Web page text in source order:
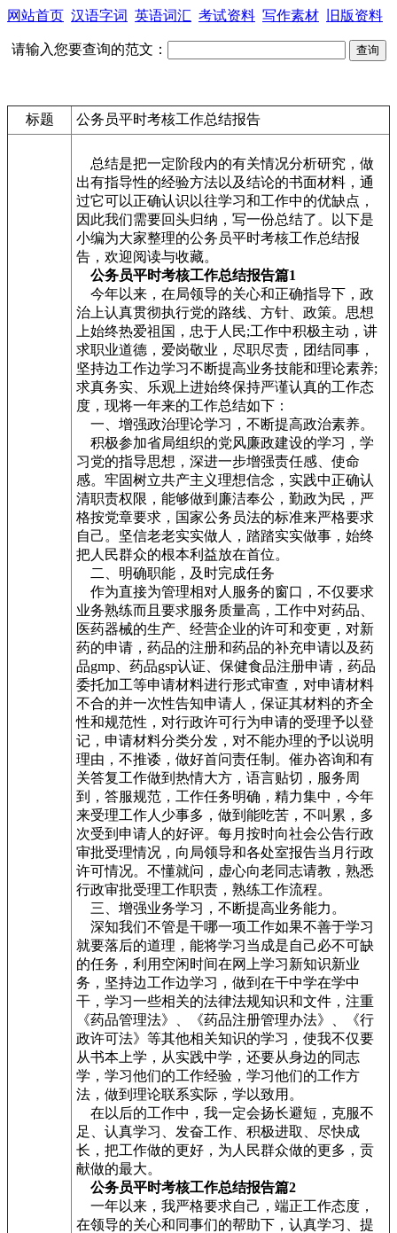
网站首页 汉语字词 英语词汇 考试资料 写作素材 旧版资料
请输入您要查询的范文：
标题 公务员平时考核工作总结报告
总结是把一定阶段内的有关情况分析研究，做
出有指导性的经验方法以及结论的书面材料，通
过它可以正确认识以往学习和工作中的优缺点，
因此我们需要回头归纳，写一份总结了。以下是
小编为大家整理的公务员平时考核工作总结报
告，欢迎阅读与收藏。
公务员平时考核工作总结报告篇1
今年以来，在局领导的关心和正确指导下，政
治上认真贯彻执行党的路线、方针、政策。思想
上始终热爱祖国，忠于人民;工作中积极主动，讲
求职业道德，爱岗敬业，尽职尽责，团结同事，
坚持边工作边学习不断提高业务技能和理论素养;
求真务实、乐观上进始终保持严谨认真的工作态
度，现将一年来的工作总结如下：
一、增强政治理论学习，不断提高政治素养。
积极参加省局组织的党风廉政建设的学习，学
习党的指导思想，深进一步增强责任感、使命
感。牢固树立共产主义理想信念，实践中正确认
清职责权限，能够做到廉洁奉公，勤政为民，严
格按党章要求，国家公务员法的标准来严格要求
自己。坚信老老实实做人，踏踏实实做事，始终
把人民群众的根本利益放在首位。
二、明确职能，及时完成任务
作为直接为管理相对人服务的窗口，不仅要求
业务熟练而且要求服务质量高，工作中对药品、
医药器械的生产、经营企业的许可和变更，对新
药的申请，药品的注册和药品的补充申请以及药
品gmp、药品gsp认证、保健食品注册申请，药品
委托加工等申请材料进行形式审查，对申请材料
不合的并一次性告知申请人，保证其材料的齐全
性和规范性，对行政许可行为申请的受理予以登
记，申请材料分类分发，对不能办理的予以说明
理由，不推诿，做好首问责任制。催办咨询和有
关答复工作做到热情大方，语言贴切，服务周
到，答服规范，工作任务明确，精力集中，今年
来受理工作人少事多，做到能吃苦，不叫累，多
次受到申请人的好评。每月按时向社会公告行政
审批受理情况，向局领导和各处室报告当月行政
许可情况。不懂就问，虚心向老同志请教，熟悉
行政审批受理工作职责，熟练工作流程。
三、增强业务学习，不断提高业务能力。
深知我们不管是干哪一项工作如果不善于学习
就要落后的道理，能将学习当成是自己必不可缺
的任务，利用空闲时间在网上学习新知识新业
务，坚持边工作边学习，做到在干中学在学中
干，学习一些相关的法律法规知识和文件，注重
《药品管理法》、《药品注册管理办法》、《行
政许可法》等其他相关知识的学习，使我不仅要
从书本上学，从实践中学，还要从身边的同志
学，学习他们的工作经验，学习他们的工作方
法，做到理论联系实际，学以致用。
在以后的工作中，我一定会扬长避短，克服不
足、认真学习、发奋工作、积极进取、尽快成
长，把工作做的更好，为人民群众做的更多，贡
献做的最大。
公务员平时考核工作总结报告篇2
一年以来，我严格要求自己，端正工作态度，
在领导的关心和同事们的帮助下，认真学习、提